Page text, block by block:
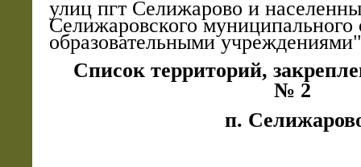
улиц пгт Селижарово и
Селижаровского муниципального
образовательными
Список территорий,
№ 2
п.